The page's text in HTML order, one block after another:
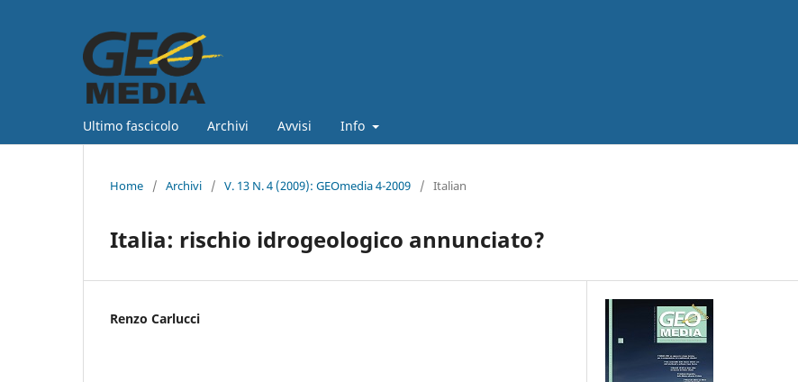
Ultimo fascicolo Archivi Avvisi Info
Home / Archivi / V. 13 N. 4 (2009): GEOmedia 4-2009 / Italian
Italia: rischio idrogeologico annunciato?
Renzo Carlucci